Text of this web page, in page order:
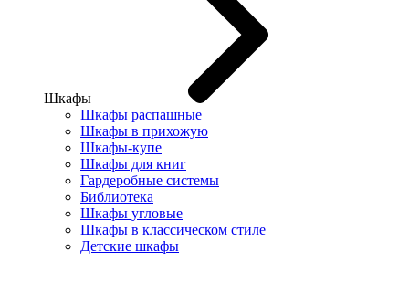
Шкафы
Шкафы распашные
Шкафы в прихожую
Шкафы-купе
Шкафы для книг
Гардеробные системы
Библиотека
Шкафы угловые
Шкафы в классическом стиле
Детские шкафы